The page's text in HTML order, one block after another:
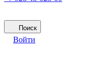
Поиск
Войти